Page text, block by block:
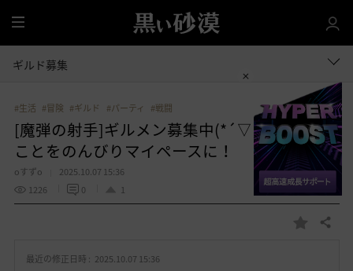
全
体
ギルド募集
#生活 #冒険 #ギルド #パーティ #戦闘
[魔弾の射手]ギルメン募集中(*´▽`*)やりたい
ことをのんびりマイペースに！
oすずo
2025.10.07 15:36
1226
0 1
お 共有する
最近の修正日時 : 2025.10.07 15:36